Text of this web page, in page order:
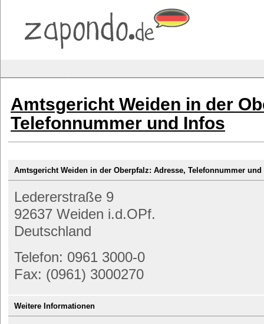
Amtsgericht Weiden in der
Telefonnummer und Infos
Amtsgericht Weiden in der Oberpfalz: Adresse, Telefonnummer und
Ledererstraße 9
92637 Weiden i.d.OPf.
Deutschland
Telefon: 0961 3000-0
Fax: (0961) 3000270
Weitere Informationen